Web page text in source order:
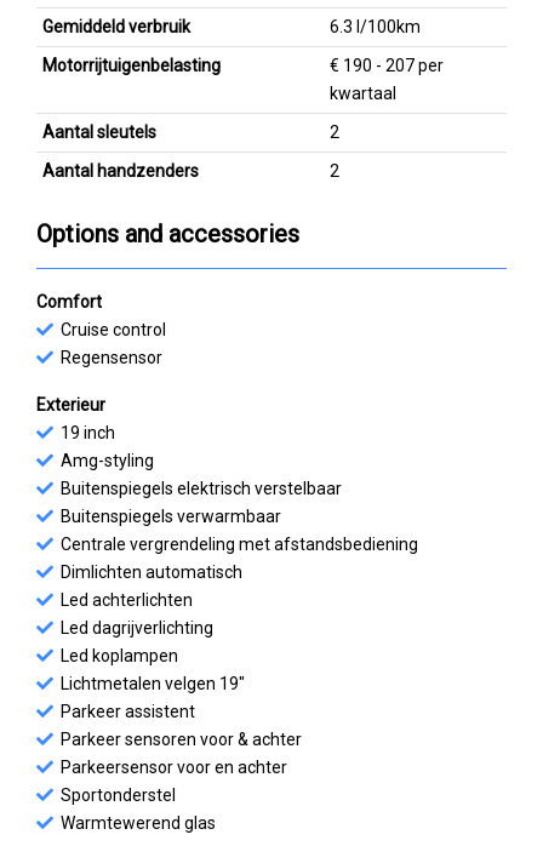
Gemiddeld verbruik
6.3 l/100km
Motorrijtuigenbelasting
€ 190 - 207 per
kwartaal
Aantal sleutels
2
Aantal handzenders
2
Options and accessories
Comfort
Cruise control
Regensensor
Exterieur
19 inch
Amg-styling
Buitenspiegels elektrisch verstelbaar
Buitenspiegels verwarmbaar
Centrale vergrendeling met afstandsbediening
Dimlichten automatisch
Led achterlichten
Led dagrijverlichting
Led koplampen
Lichtmetalen velgen 19"
Parkeer assistent
Parkeer sensoren voor & achter
Parkeersensor voor en achter
Sportonderstel
Warmtewerend glas